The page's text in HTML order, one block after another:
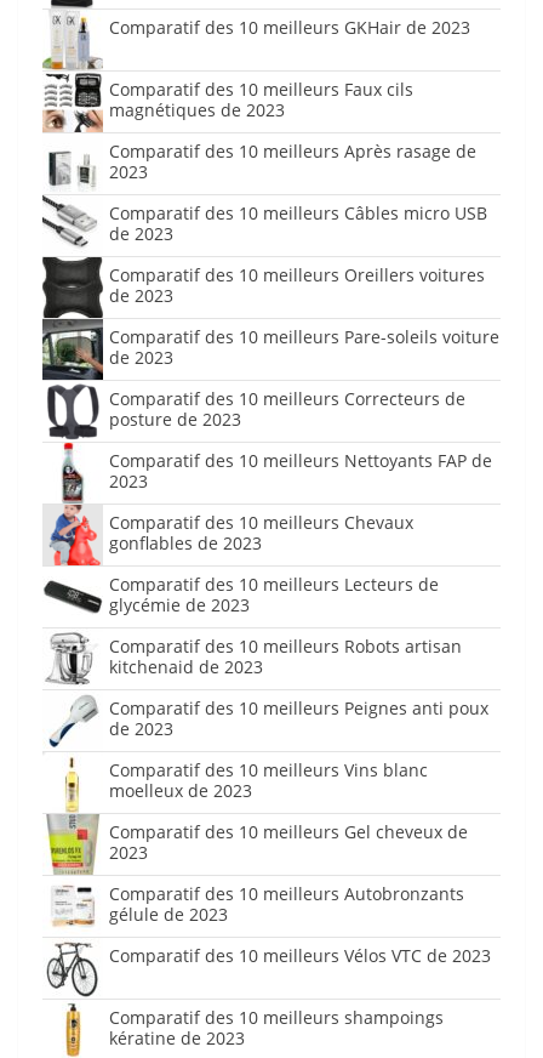
Comparatif des 10 meilleurs GKHair de 2023
Comparatif des 10 meilleurs Faux cils
magnétiques de 2023
Comparatif des 10 meilleurs Après rasage de
2023
Comparatif des 10 meilleurs Câbles micro USB
de 2023
Comparatif des 10 meilleurs Oreillers voitures
de 2023
Comparatif des 10 meilleurs Pare-soleils voiture
de 2023
Comparatif des 10 meilleurs Correcteurs de
posture de 2023
Comparatif des 10 meilleurs Nettoyants FAP de
2023
Comparatif des 10 meilleurs Chevaux
gonflables de 2023
Comparatif des 10 meilleurs Lecteurs de
glycémie de 2023
Comparatif des 10 meilleurs Robots artisan
kitchenaid de 2023
Comparatif des 10 meilleurs Peignes anti poux
de 2023
Comparatif des 10 meilleurs Vins blanc
moelleux de 2023
Comparatif des 10 meilleurs Gel cheveux de
2023
Comparatif des 10 meilleurs Autobronzants
gélule de 2023
Comparatif des 10 meilleurs Vélos VTC de 2023
Comparatif des 10 meilleurs shampoings
kératine de 2023